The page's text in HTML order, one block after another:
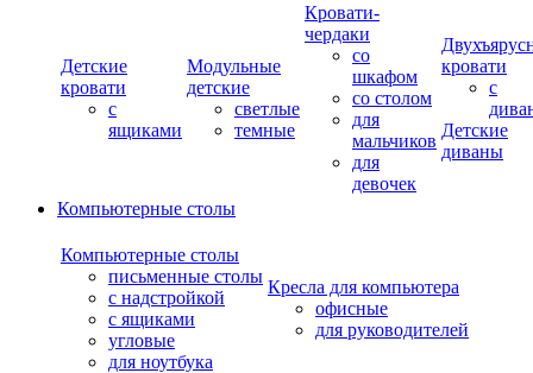
Детские
кровати
с
ящиками
Модульные
детские
светлые
темные
Кровати-
чердаки
со
шкафом
со столом
для
мальчиков
для
девочек
кровати
с
Детские
диваны
Компьютерные столы
Компьютерные столы
письменные столы
с надстройкой
с ящиками
угловые
для ноутбука
Кресла для компьютера
офисные
для руководителей